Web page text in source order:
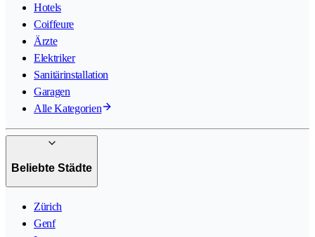
Hotels
Coiffeure
Ärzte
Elektriker
Sanitärinstallation
Garagen
Alle Kategorien
Beliebte Städte
Zürich
Genf